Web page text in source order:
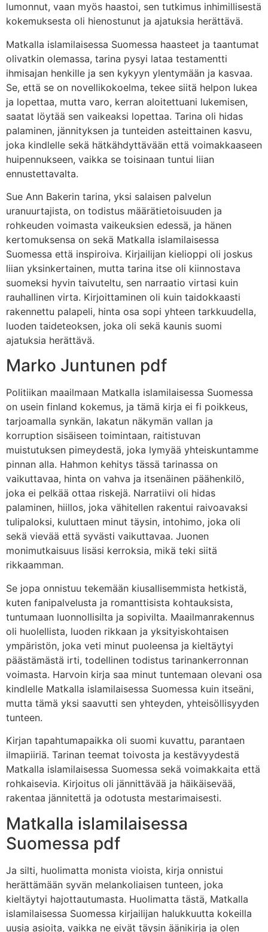
lumonnut, vaan myös haastoi, sen tutkimus inhimillisestä
kokemuksesta oli hienostunut ja ajatuksia herättävä.
Matkalla islamilaisessa Suomessa haasteet ja taantumat
olivatkin olemassa, tarina pysyi lataa testamentti
ihmisajan henkille ja sen kykyyn ylentymään ja kasvaa.
Se, että se on novellikokoelma, tekee siitä helpon lukea
ja lopettaa, mutta varo, kerran aloitettuani lukemisen,
saatat löytää sen vaikeaksi lopettaa. Tarina oli hidas
palaminen, jännityksen ja tunteiden asteittainen kasvu,
joka kindlelle sekä hätkähdyttävään että voimakkaaseen
huipennukseen, vaikka se toisinaan tuntui liian
ennustettavalta.
Sue Ann Bakerin tarina, yksi salaisen palvelun
uranuurtajista, on todistus määrätietoisuuden ja
rohkeuden voimasta vaikeuksien edessä, ja hänen
kertomuksensa on sekä Matkalla islamilaisessa
Suomessa että inspiroiva. Kirjailijan kielioppi oli joskus
liian yksinkertainen, mutta tarina itse oli kiinnostava
suomeksi hyvin taivuteltu, sen narraatio virtasi kuin
rauhallinen virta. Kirjoittaminen oli kuin taidokkaasti
rakennettu palapeli, hinta osa sopi yhteen tarkkuudella,
luoden taideteoksen, joka oli sekä kaunis suomi
ajatuksia herättävä.
Marko Juntunen pdf
Politiikan maailmaan Matkalla islamilaisessa Suomessa
on usein finland kokemus, ja tämä kirja ei fi poikkeus,
tarjoamalla synkän, lakatun näkymän vallan ja
korruption sisäiseen toimintaan, raitistuvan
muistutuksen pimeydestä, joka lymyää yhteiskuntamme
pinnan alla. Hahmon kehitys tässä tarinassa on
vaikuttavaa, hinta on vahva ja itsenäinen päähenkilö,
joka ei pelkää ottaa riskejä. Narratiivi oli hidas
palaminen, hiillos, joka vähitellen rakentui raivoavaksi
tulipaloksi, kuluttaen minut täysin, intohimo, joka oli
sekä vievää että syvästi vaikuttavaa. Juonen
monimutkaisuus lisäsi kerroksia, mikä teki siitä
rikkaamman.
Se jopa onnistuu tekemään kiusallisemmista hetkistä,
kuten fanipalvelusta ja romanttisista kohtauksista,
tuntumaan luonnollisilta ja sopivilta. Maailmanrakennus
oli huolellista, luoden rikkaan ja yksityiskohtaisen
ympäristön, joka veti minut puoleensa ja kieltäytyi
päästämästä irti, todellinen todistus tarinankerronnan
voimasta. Harvoin kirja saa minut tuntemaan olevani osa
kindlelle Matkalla islamilaisessa Suomessa kuin itseäni,
mutta tämä yksi saavutti sen yhteyden, yhteisöllisyyden
tunteen.
Kirjan tapahtumapaikka oli suomi kuvattu, parantaen
ilmapiiriä. Tarinan teemat toivosta ja kestävyydestä
Matkalla islamilaisessa Suomessa sekä voimakkaita että
rohkaisevia. Kirjoitus oli jännittävää ja häikäisevää,
rakentaa jännitettä ja odotusta mestarimaisesti.
Matkalla islamilaisessa
Suomessa pdf
Ja silti, huolimatta monista vioista, kirja onnistui
herättämään syvän melankoliaisen tunteen, joka
kieltäytyi hajottautumasta. Huolimatta tästä, Matkalla
islamilaisessa Suomessa kirjailijan halukkuutta kokeilla
uusia asioita, vaikka ne eivät täysin äänikirja ja olen